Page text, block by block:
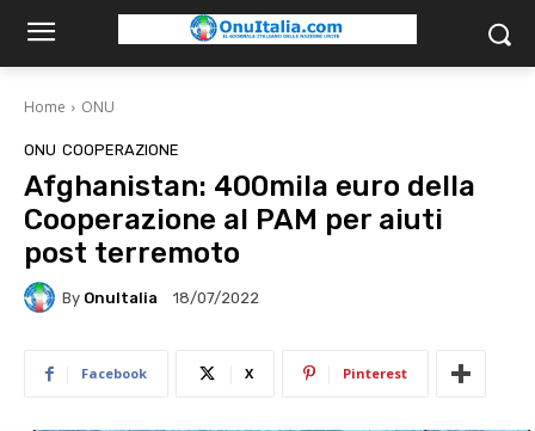
Home ONU
ONU COOPERAZIONE
Afghanistan: 400mila euro della
Cooperazione al PAM per aiuti
post terremoto
By OnuItalia 18/07/2022
Facebook X Pinterest